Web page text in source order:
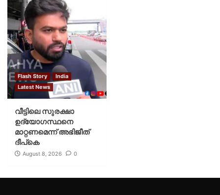
Flash Story
India
Latest News
വീട്ടിലെ സുരക്ഷാ
ഉദ്യോഗസ്ഥനെ
മാറ്റണമെന്ന് അഭിജീത്
ദീപ്‌കെ
August 8, 2026 0